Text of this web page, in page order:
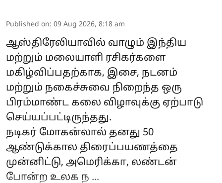
Published on: 09 Aug 2026, 8:18 am
ஆஸ்திரேலியாவில் வாழும் இந்திய
மற்றும் மலையாளி ரசிகர்களை
மகிழ்விப்பதற்காக, இசை, நடனம்
மற்றும் நகைச்சுவை நிறைந்த ஒரு
பிரம்மாண்ட கலை விழாவுக்கு ஏற்பாடு
செய்யப்பட்டிருந்தது.
நடிகர் மோகன்லால் தனது 50
ஆண்டுக்கால திரைப்பயணத்தை
முன்னிட்டு, அமெரிக்கா, லண்டன்
போன்ற உலக ந ...